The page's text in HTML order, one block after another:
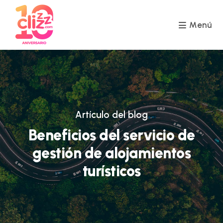
contenido
Menú
Artículo del blog
Beneficios del servicio de
gestión de alojamientos
turísticos